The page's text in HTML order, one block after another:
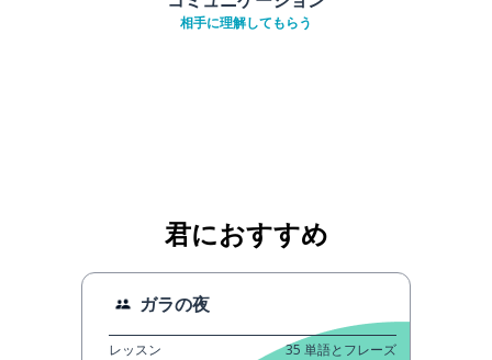
相手に理解してもらう
君におすすめ
ガラの夜
レッスン 35 単語とフレーズ